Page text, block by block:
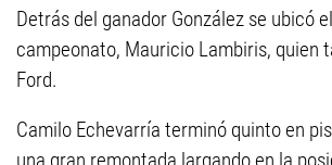
Detrás del ganador González se ubicó
campeonato, Mauricio Lambiris, quien
Ford.
Camilo Echevarría terminó quinto en